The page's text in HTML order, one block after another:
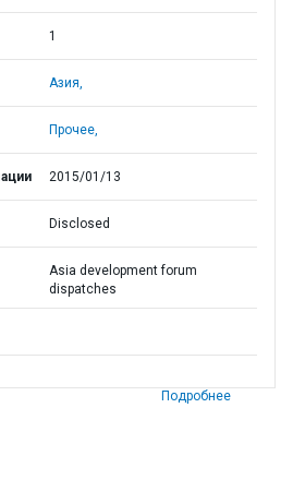
1
Азия,
Прочее,
2015/01/13
Disclosed
Asia development forum
dispatches
Подробнее